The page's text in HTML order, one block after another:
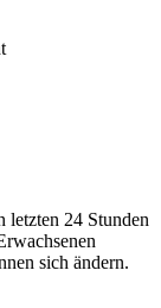
letzten 24 Stunden
sich ändern.